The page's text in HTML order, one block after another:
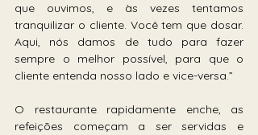
que ouvimos, e às vezes tentamos
tranquilizar o cliente. Você tem que dosar.
Aqui, nós damos de tudo para fazer
sempre o melhor possível, para que o
cliente entenda nosso lado e vice-versa.”
O restaurante rapidamente enche, as
refeições começam a ser servidas e